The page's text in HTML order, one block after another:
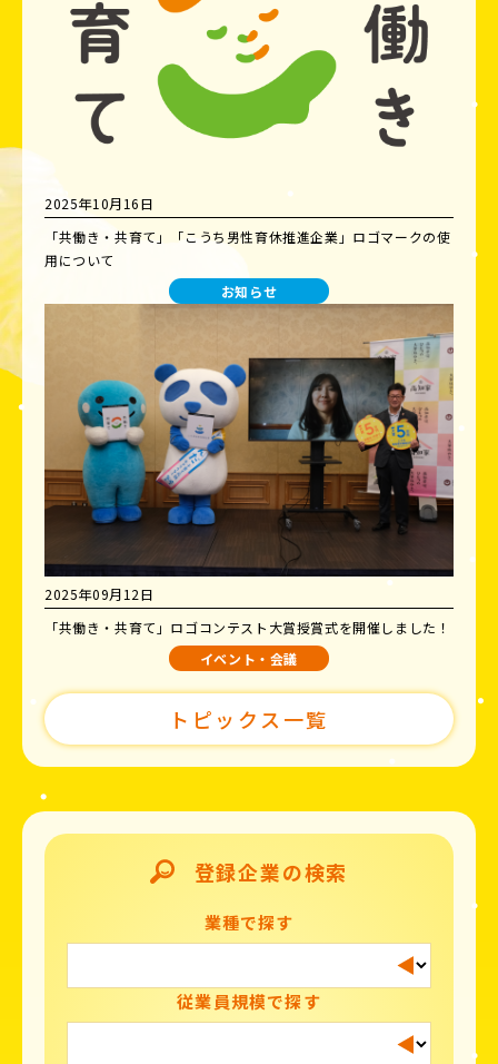
2025年10月16日
「共働き・共育て」「こうち男性育休推進企業」ロゴマークの使
用について
お知らせ
2025年09月12日
「共働き・共育て」ロゴコンテスト大賞授賞式を開催しました！
イベント・会議
トピックス一覧
登録企業の検索
業種で探す
従業員規模で探す